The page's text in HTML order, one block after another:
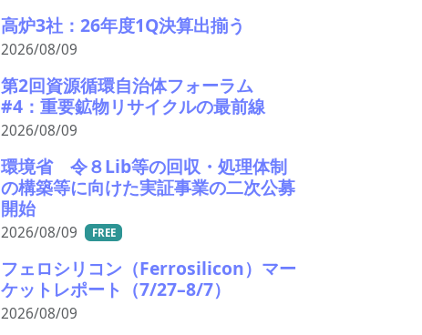
高炉3社：26年度1Q決算出揃う
2026/08/09
第2回資源循環自治体フォーラム
#4：重要鉱物リサイクルの最前線
2026/08/09
環境省 令８Lib等の回収・処理体制
の構築等に向けた実証事業の二次公募
開始
2026/08/09 FREE
フェロシリコン（Ferrosilicon）マー
ケットレポート（7/27–8/7）
2026/08/09